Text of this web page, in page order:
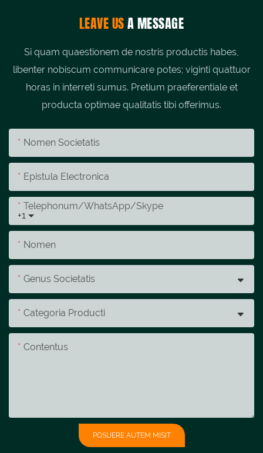
LEAVE USA MESSAGE
Si quam quaestionem de nostris productis habes,
libenter nobiscum communicare potes; viginti quattuor
horas in interreti sumus. Pretium praeferentiale et
producta optimae qualitatis tibi offerimus.
Nomen Societatis
Epistula Electronica
+1
Telephonum/whatsApp/skype
Nomen
Genus Societatis
Categoria Producti
Contentus
POSUERE AUTEM MISIT